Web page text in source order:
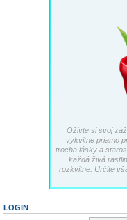
Oživte si svoj
vykvitne priamo
trocha lásky a
každá živá
rozkvitne. Určite
LOGIN